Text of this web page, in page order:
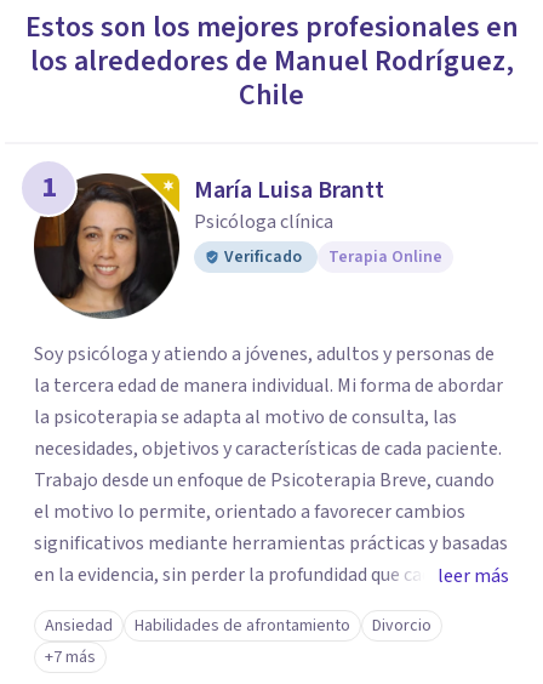
ENCONTRAR MI TERAPEUTA
¿Necesitas ayuda para encontrar el
psicólogo adecuado?
los profesionales que más se ajustan a tus
necesidades.
Responder cuestionario
Estos son los mejores profesionales en
los alrededores de Manuel Rodríguez,
Chile
1 María Luisa Brantt
Psicóloga clínica
Verificado Terapia Online
Soy psicóloga y atiendo a jóvenes, adultos y personas de
la tercera edad de manera individual. Mi forma de abordar
la psicoterapia se adapta al motivo de consulta, las
necesidades, objetivos y características de cada paciente.
Trabajo desde un enfoque de Psicoterapia Breve, cuando
el motivo lo permite, orientado a favorecer cambios
significativos mediante herramientas prácticas y basadas
en la evidencia, sin perder la profundidad que cada
proceso requiere. Mi práctica integra una perspectiva
clínica, humanista y existencial. Además, soy Magíster en
Filosofía, Doctora en Filosofía y Consultora Filosófica,
leer más
Ansiedad Habilidades de afrontamiento
Divorcio
+7 más